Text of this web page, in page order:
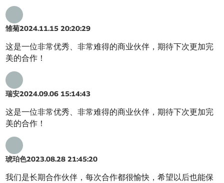
雏菊2024.11.15 20:20:29
这是一位非常优秀、非常难得的商业伙伴，期待下次更加完
美的合作！
瑞安2024.09.06 15:14:43
这是一位非常优秀、非常难得的商业伙伴，期待下次更加完
美的合作！
琥珀色2023.08.28 21:45:20
我们是长期合作伙伴，每次合作都很愉快，希望以后也能保